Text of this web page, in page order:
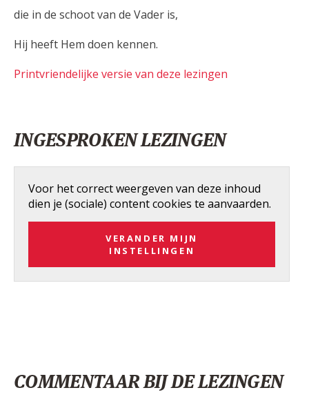
die in de schoot van de Vader is,
Hij heeft Hem doen kennen.
Printvriendelijke versie van deze lezingen
INGESPROKEN LEZINGEN
Voor het correct weergeven van deze inhoud
dien je (sociale) content cookies te aanvaarden.
VERANDER MIJN
INSTELLINGEN
COMMENTAAR BIJ DE LEZINGEN